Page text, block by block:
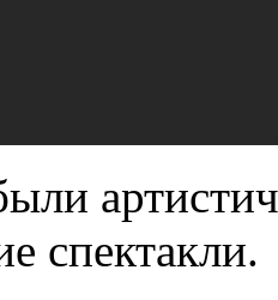
спектакли.